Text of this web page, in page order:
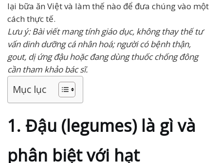
lại bữa ăn Việt và làm thế nào để đưa chúng vào một
cách thực tế.
Lưu ý: Bài viết mang tính giáo dục, không thay thế tư
vấn dinh dưỡng cá nhân hoá; người có bệnh thận,
gout, dị ứng đậu hoặc đang dùng thuốc chống đông
cần tham khảo bác sĩ.
Mục lục
1. Đậu (legumes) là gì và
phân biệt với hạt